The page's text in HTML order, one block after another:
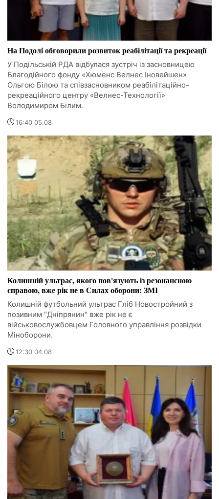
На Подолі обговорили розвиток реабілітації та рекреації
У Подільській РДА відбулася зустріч із засновницею
Благодійного фонду «Хюменс Велнес Іновейшен»
Ольгою Білою та співзасновником реабілітаційно-
рекреаційного центру «Велнес-Технології»
Володимиром Білим.
16:40 05.08
Колишній ультрас, якого пов'язують із резонансною
справою, вже рік не в Силах оборони: ЗМІ
Колишній футбольний ультрас Гліб Новостройний з
позивним "Дніпрянин" вже рік не є
військовослужбовцем Головного управління розвідки
Міноборони.
12:30 04.08